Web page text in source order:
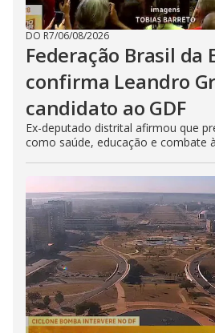
DO R7/06/08/2026
Federação Brasil da
confirma Leandro
candidato ao GDF
Ex-deputado distrital afirmou que
como saúde, educação e combate